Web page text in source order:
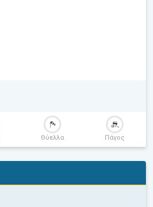
Θύελλα Πάγος